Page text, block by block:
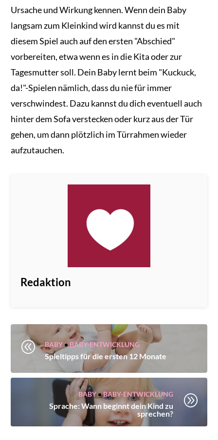
Ursache und Wirkung kennen. Wenn dein Baby
langsam zum Kleinkind wird kannst du es mit
diesem Spiel auch auf den ersten "Abschied"
vorbereiten, etwa wenn es in die Kita oder zur
Tagesmutter soll. Dein Baby lernt beim "Kuckuck,
da!"-Spielen nämlich, dass du nie für immer
verschwindest. Dazu kannst du dich eventuell auch
hinter dem Sofa verstecken oder kurz aus der Tür
gehen, um dann plötzlich im Türrahmen wieder
aufzutauchen.
Redaktion
@ BABY • BABY-ENTWICKLUNG
Spieltipps für die ersten 12 Monate
BABY•BABY-ENTWICKLUNG
Sprache: Wann beginnt dein Kind zu
sprechen?
A